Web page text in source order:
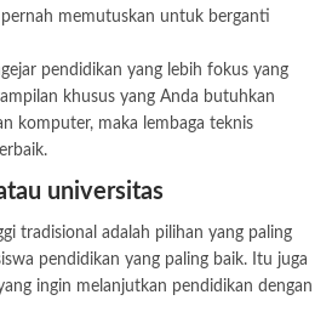
memutuskan untuk berganti
pendidikan yang lebih fokus yang
khusus yang Anda butuhkan
komputer, maka lembaga teknis
universitas
tradisional adalah pilihan yang paling
pendidikan yang paling baik. Itu juga
ingin melanjutkan pendidikan dengan